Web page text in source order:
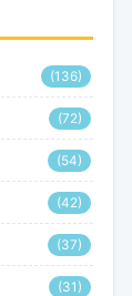
(136)
(72)
(54)
(42)
(37)
(31)